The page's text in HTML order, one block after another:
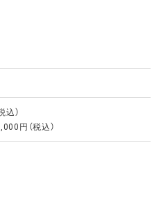
込）
円（税込）